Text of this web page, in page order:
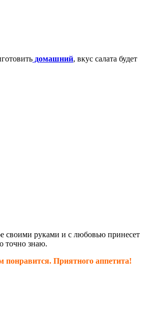
домашний, вкус салата будет
своими руками и с любовью принесет
точно знаю.
понравится. Приятного аппетита!